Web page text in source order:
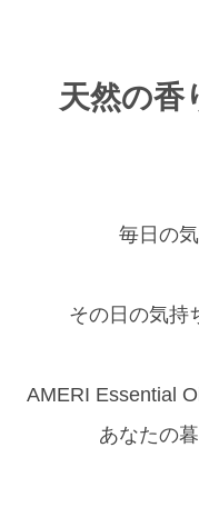
天然の香
毎日の
その日の気持
AMERI Essential
あなたの